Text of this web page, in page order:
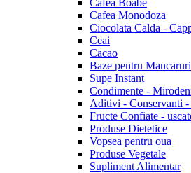
Cafea Monodoza
Ciocolata Calda -
Ceai
Cacao
Baze pentru Mancaruri
Supe Instant
Condimente -
Aditivi - Conservanti
Fructe Confiate -
Produse Dietetice
Vopsea pentru oua
Produse Vegetale
Supliment Alimentar